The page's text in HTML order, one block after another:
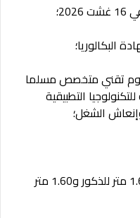
البكالوريا؛
تقني متخصص مسلما
التطبيقية
الشغل؛
- أن لا تقل قامة المترشح(ة) عن 1.65 متر للذكور و1.60 متر